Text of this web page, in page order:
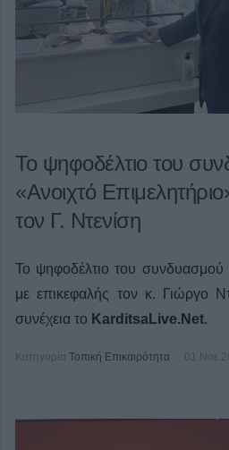
Το ψηφοδέλτιο του
«Ανοιχτό
τον Γ. Ντενίση
Το ψηφοδέλτιο του συνδυασμού
με επικεφαλής τον κ. Γιώργο
συνέχεια το KarditsaLive.Net.
Κατηγορία Τοπική Επικαιρότητα 01 Νοε